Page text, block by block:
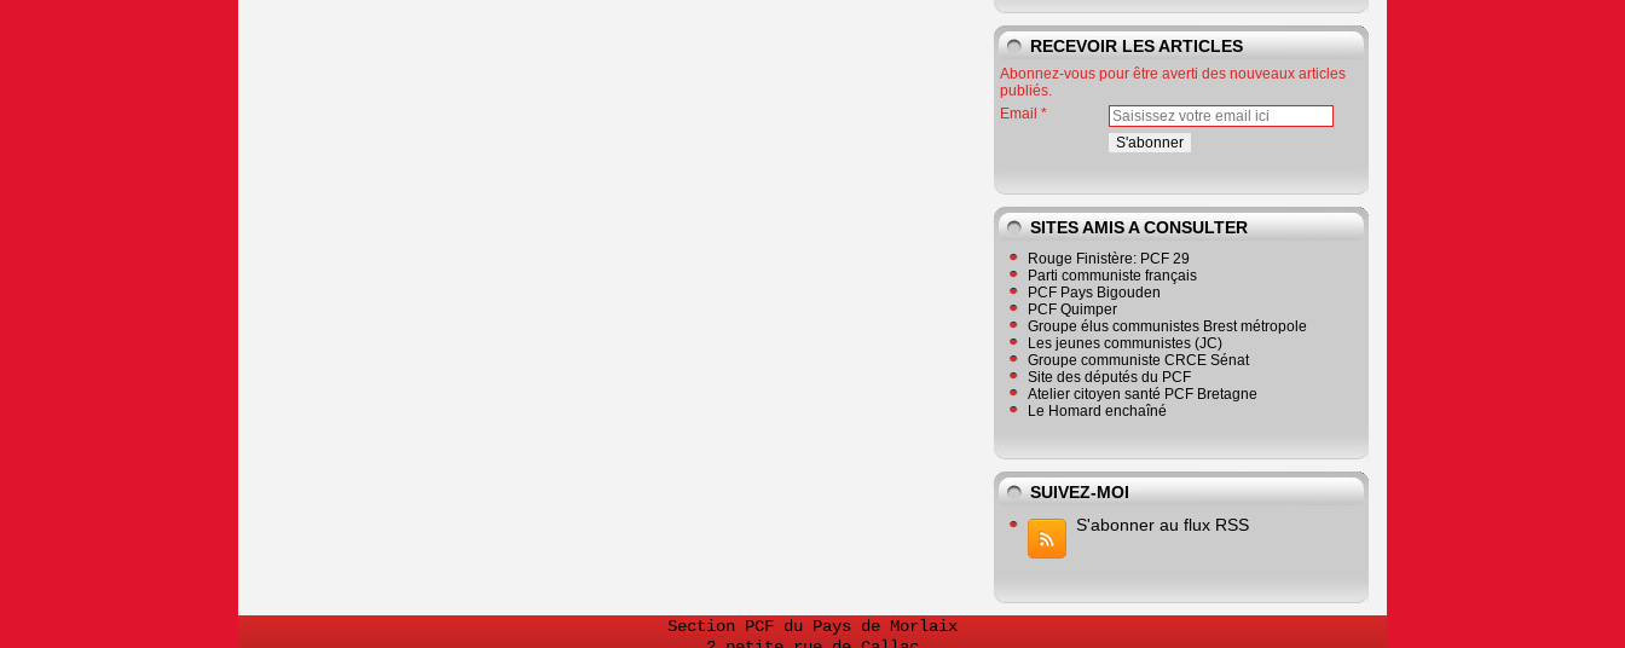
RECEVOIR LES ARTICLES
Abonnez-vous pour être averti des nouveaux articles
publiés.
Email
SITES AMIS A CONSULTER
Rouge Finistère: PCF 29
Parti communiste français
PCF Pays Bigouden
PCF Quimper
Groupe élus communistes Brest métropole
Les jeunes communistes (JC)
Groupe communiste CRCE Sénat
Site des députés du PCF
Atelier citoyen santé PCF Bretagne
Le Homard enchaîné
SUIVEZ-MOI
S'abonner au flux RSS
Section PCF du Pays de Morlaix